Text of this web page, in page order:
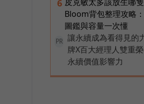
6
Bloom背包整理攻略：
圖鑑與容量一次懂
PR
讓永續成為看得見的
牌X百大經理人雙重
永續價值影響力